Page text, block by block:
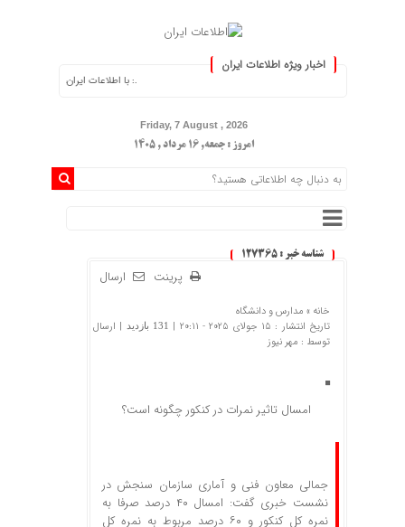
اخبار ویژه اطلاعات ایران
.: با اطلاعات ایران، اطلاعات خود را به‌روز
Friday, 7 August , 2026
امروز : جمعه, ۱۶ مرداد , ۱۴۰۵
شناسه خبر : 127365
ارسال پرینت
خانه » مدارس و دانشگاه
تاریخ انتشار : 15 جولای 2025 - 20:11 |
131 بازدید
| ارسال
توسط : مهر نیوز
امسال تاثیر نمرات در کنکور چگونه است؟
جمالی معاون فنی و آماری سازمان سنجش در
نشست خبری گفت: امسال ۴۰ درصد صرفا به
نمره کل کنکور و ۶۰ درصد مربوط به نمره کل